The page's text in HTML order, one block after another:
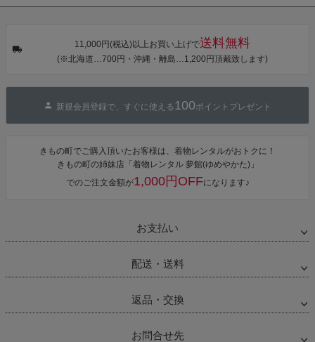
タン・夜の葉
カシュクール
ワンピース 簡
単着付け 大人
【メール便不
【メール便不
【メール便不
11,000円(税込)以上お買い上げで送料無料
(※北海道…700円・沖縄・離島…1,200円頂戴致します)
新規会員登録で、すぐに使える 100ポイントプレゼント
きもの町でご購入頂いたお客様は、着物レンタルがおトクに！
きもの町の姉妹店「着物レンタル 夢館(ゆめやかた)」
でのご注文金額が1,000円OFFになります♪
お支払い
配送・送料
返品・交換
お問合せ先